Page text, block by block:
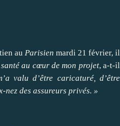
au Parisien mardi 21 février, il
au cœur de mon projet, a-t-il
valu d’être caricaturé, d’être
des assureurs privés. »